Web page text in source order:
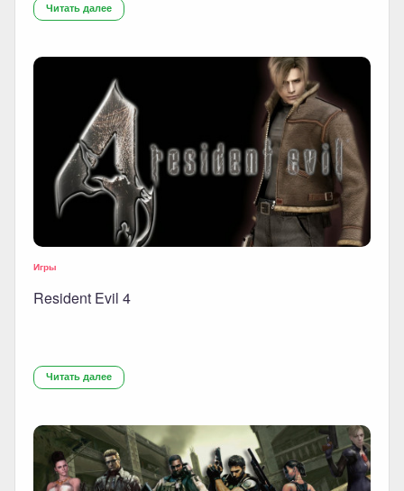
Читать далее
Игры
Resident Evil 4
Читать далее